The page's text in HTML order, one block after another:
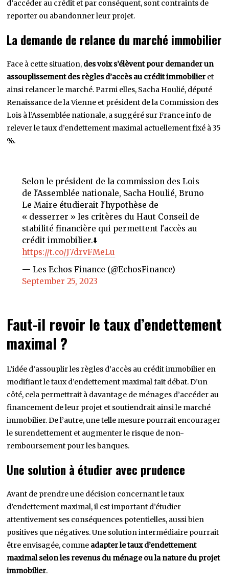
d’accéder au crédit et par conséquent, sont contraints de
reporter ou abandonner leur projet.
La demande de relance du marché immobilier
Face à cette situation, des voix s’élèvent pour demander un
assouplissement des règles d’accès au crédit immobilier et
ainsi relancer le marché. Parmi elles, Sacha Houlié, député
Renaissance de la Vienne et président de la Commission des
Lois à l’Assemblée nationale, a suggéré sur France info de
relever le taux d’endettement maximal actuellement fixé à 35
%.
Selon le président de la commission des Lois
de l'Assemblée nationale, Sacha Houlié, Bruno
Le Maire étudierait l'hypothèse de
« desserrer » les critères du Haut Conseil de
stabilité financière qui permettent l'accès au
crédit immobilier.⬇️
https://t.co/J7drvFMeLu
— Les Echos Finance (@EchosFinance)
September 25, 2023
Faut-il revoir le taux d’endettement
maximal ?
L’idée d’assouplir les règles d’accès au crédit immobilier en
modifiant le taux d’endettement maximal fait débat. D’un
côté, cela permettrait à davantage de ménages d’accéder au
financement de leur projet et soutiendrait ainsi le marché
immobilier. De l’autre, une telle mesure pourrait encourager
le surendettement et augmenter le risque de non-
remboursement pour les banques.
Une solution à étudier avec prudence
Avant de prendre une décision concernant le taux
d’endettement maximal, il est important d’étudier
attentivement ses conséquences potentielles, aussi bien
positives que négatives. Une solution intermédiaire pourrait
être envisagée, comme adapter le taux d’endettement
maximal selon les revenus du ménage ou la nature du projet
immobilier.